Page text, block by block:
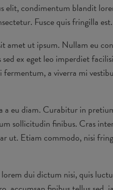
condimentum blandit
Fusce quis fringilla est.
ut ipsum. Nullam eu
ex eget leo imperdiet
a viverra mi
eu diam. Curabitur in
sollicitudin finibus. Cras
ut. Etiam commodo, nisi
dui dictum nisi, quis